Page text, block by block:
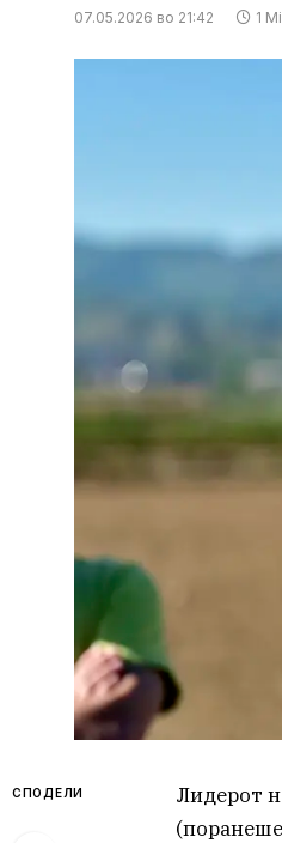
07.05.2026 во 21:42 1
СПОДЕЛИ
Лидерот